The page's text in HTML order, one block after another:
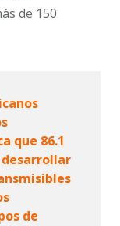
de 150
que 86.1
desarrollar
de